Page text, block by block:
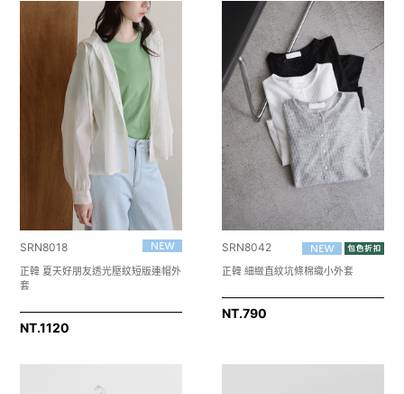
SRN8018
正韓 夏天好朋友透光壓紋短版連帽外
套
NT.1120
SRN8042
正韓 細緻直紋坑條棉織小外套
NT.790